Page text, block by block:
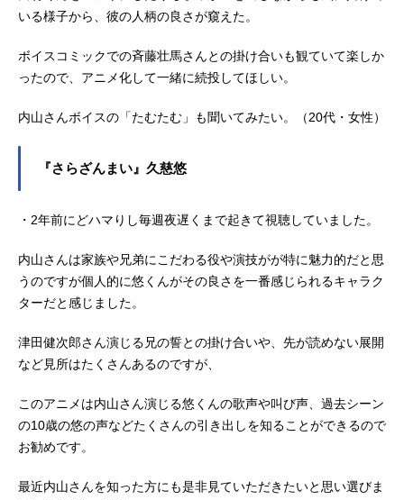
いる様子から、彼の人柄の良さが窺えた。
ボイスコミックでの斉藤壮馬さんとの掛け合いも観ていて楽しか
ったので、アニメ化して一緒に続投してほしい。
内山さんボイスの「たむたむ」も聞いてみたい。（20代・女性）
『さらざんまい』久慈悠
・2年前にどハマりし毎週夜遅くまで起きて視聴していました。
内山さんは家族や兄弟にこだわる役や演技がが特に魅力的だと思
うのですが個人的に悠くんがその良さを一番感じられるキャラク
ターだと感じました。
津田健次郎さん演じる兄の誓との掛け合いや、先が読めない展開
など見所はたくさんあるのですが、
このアニメは内山さん演じる悠くんの歌声や叫び声、過去シーン
の10歳の悠の声などたくさんの引き出しを知ることができるので
お勧めです。
最近内山さんを知った方にも是非見ていただきたいと思い選びま